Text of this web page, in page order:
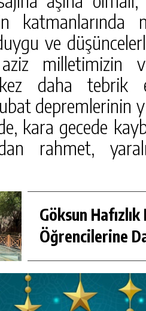
katmanlarında
ve
milletimizin
daha tebrik
depremlerinin
kara gecede
rahmet,
Göksun Hafızlık
Öğrencilerine